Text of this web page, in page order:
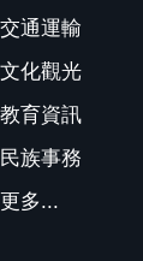
交通運輸
文化觀光
教育資訊
民族事務
更多...